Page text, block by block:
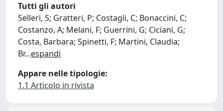
Tutti gli autori
Selleri, S; Gratteri, P; Costagli, C; Bonaccini, C;
Costanzo, A; Melani, F; Guerrini, G; Ciciani, G;
Costa, Barbara; Spinetti, F; Martini, Claudia;
Br...espandi
Appare nelle tipologie:
1.1 Articolo in rivista